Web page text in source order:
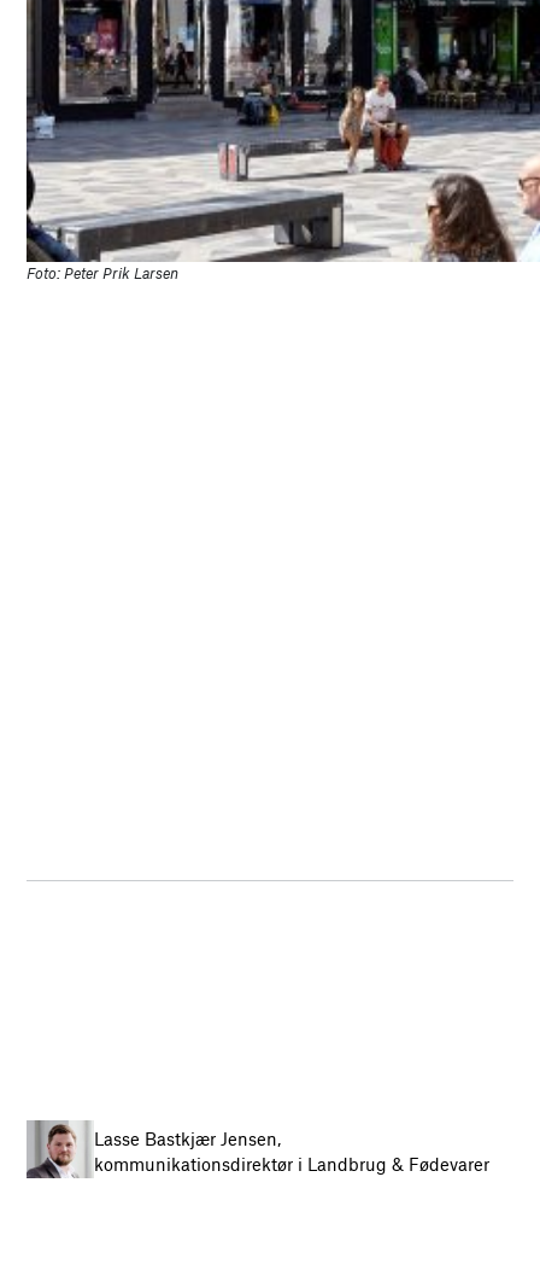
Foto: Peter Prik Larsen
Lasse Bastkjær Jensen,
kommunikationsdirektør i Landbrug & Fødevarer